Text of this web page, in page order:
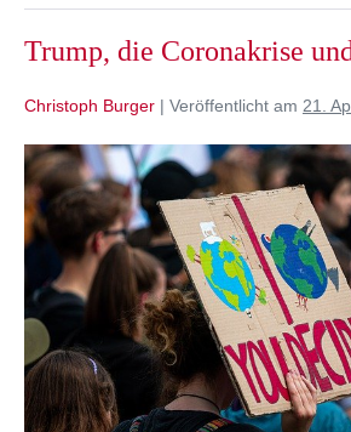
Trump, die Coronakrise
Christoph Burger | Veröffentlicht am 21.
Trump,
die
Coronakrise
die
Realität